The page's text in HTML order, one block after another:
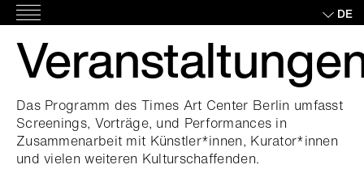
Skip
to
content
DE
Das Programm des Times Art Center Berlin umfasst
Screenings, Vorträge, und Performances in
Zusammenarbeit mit Künstler*innen, Kurator*innen
und vielen weiteren Kulturschaffenden.